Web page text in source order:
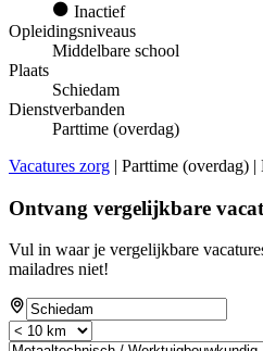
Inactief
Opleidingsniveaus
Middelbare school
Plaats
Schiedam
Dienstverbanden
Parttime (overdag)
Vacatures zorg | Parttime (overdag)
Ontvang vergelijkbare
Vul in waar je vergelijkbare
mailadres niet!